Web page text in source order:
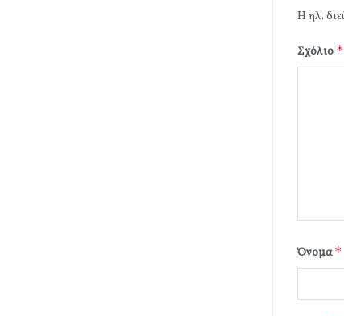
Η ηλ.
Σχόλιο *
Όνομα*